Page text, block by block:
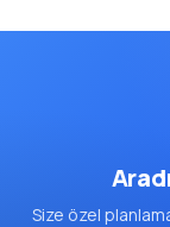
Size özel